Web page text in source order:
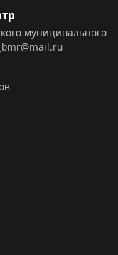
муниципального